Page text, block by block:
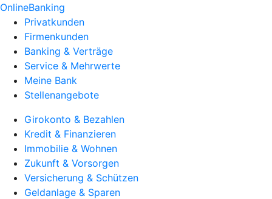
OnlineBanking
Privatkunden
Firmenkunden
Banking & Verträge
Service & Mehrwerte
Meine Bank
Stellenangebote
Girokonto & Bezahlen
Kredit & Finanzieren
Immobilie & Wohnen
Zukunft & Vorsorgen
Versicherung & Schützen
Geldanlage & Sparen